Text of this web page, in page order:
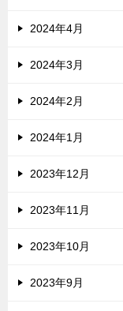
2024年4月
2024年3月
2024年2月
2024年1月
2023年12月
2023年11月
2023年10月
2023年9月